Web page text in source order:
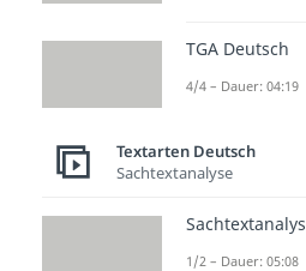
von
dabei im
TGA Deutsch
4/4 – Dauer: 04:19
Textarten Deutsch
Sachtextanalyse
1/2 – Dauer: 05:08